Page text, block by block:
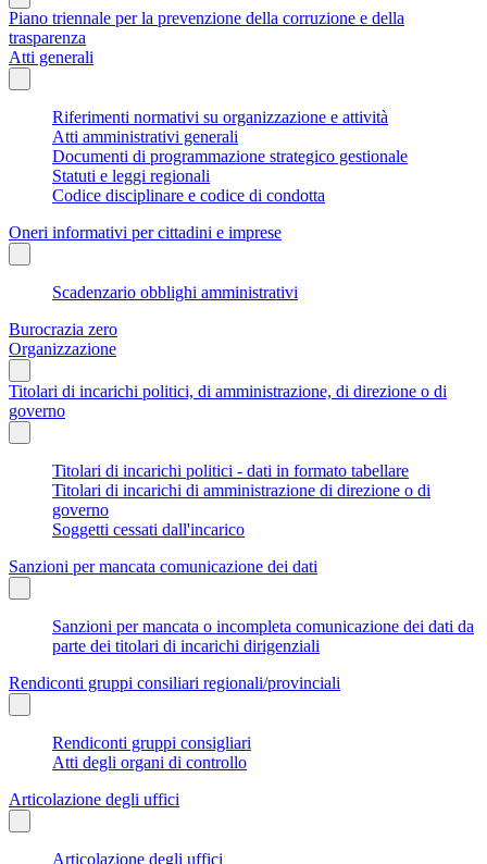
Piano triennale per la prevenzione della corruzione e della
trasparenza
Atti generali
Riferimenti normativi su organizzazione e attività
Atti amministrativi generali
Documenti di programmazione strategico gestionale
Statuti e leggi regionali
Codice disciplinare e codice di condotta
Oneri informativi per cittadini e imprese
Scadenzario obblighi amministrativi
Burocrazia zero
Organizzazione
Titolari di incarichi politici, di amministrazione, di direzione o di
governo
Titolari di incarichi politici - dati in formato tabellare
Titolari di incarichi di amministrazione di direzione o di
governo
Soggetti cessati dall'incarico
Sanzioni per mancata comunicazione dei dati
Sanzioni per mancata o incompleta comunicazione dei dati da
parte dei titolari di incarichi dirigenziali
Rendiconti gruppi consiliari regionali/provinciali
Rendiconti gruppi consigliari
Atti degli organi di controllo
Articolazione degli uffici
Articolazione degli uffici